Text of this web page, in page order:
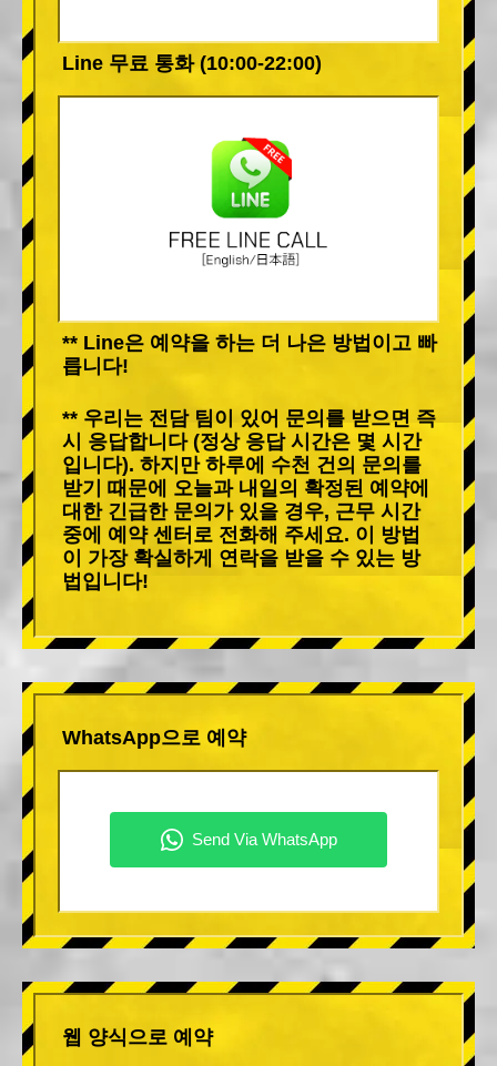
Line 무료 통화 (10:00-22:00)
** Line은 예약을 하는 더 나은 방법이고 빠
릅니다!
** 우리는 전담 팀이 있어 문의를 받으면 즉
시 응답합니다 (정상 응답 시간은 몇 시간
입니다). 하지만 하루에 수천 건의 문의를
받기 때문에 오늘과 내일의 확정된 예약에
대한 긴급한 문의가 있을 경우, 근무 시간
중에 예약 센터로 전화해 주세요. 이 방법
이 가장 확실하게 연락을 받을 수 있는 방
법입니다!
WhatsApp으로 예약
웹 양식으로 예약